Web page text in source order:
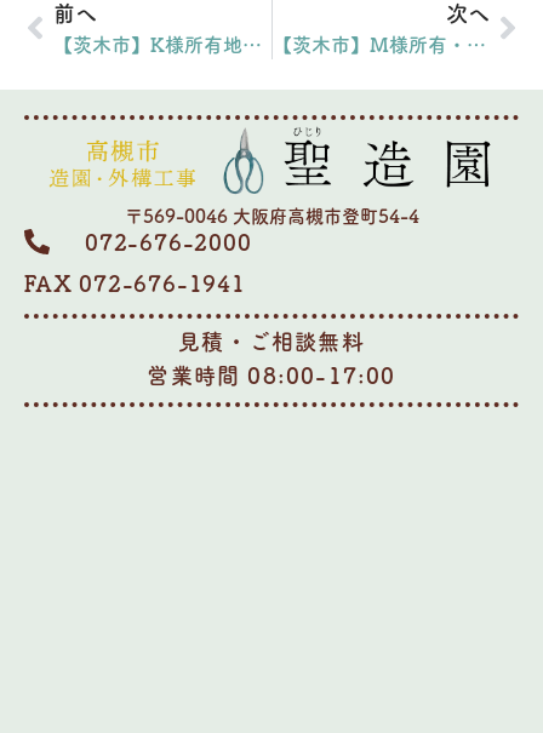
前へ
【茨木市】K様所有地の雑草をすっきり整えました｜K様邸（2026年1月）
次へ
【茨木市】M様所有・高槻市の休耕地で草刈り作業を行いました（2026年2月）
〒569-0046 大阪府高槻市登町54-4
072-676-2000
FAX 072-676-1941
見積・ご相談無料
営業時間 08:00-17:00